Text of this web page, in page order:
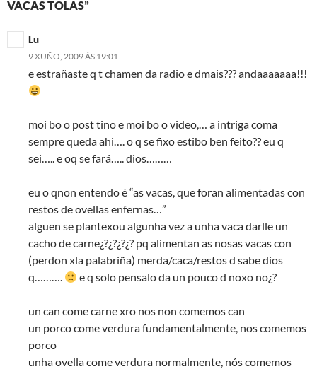
VACAS TOLAS”
Lu
9 XUÑO, 2009 ÁS 19:01
e estrañaste q t chamen da radio e dmais??? andaaaaaaa!!!
moi bo o post tino e moi bo o video,… a intriga coma
sempre queda ahi…. o q se fixo estibo ben feito?? eu q
sei….. e oq se fará….. dios………
eu o qnon entendo é “as vacas, que foran alimentadas con
restos de ovellas enfernas…”
alguen se plantexou algunha vez a unha vaca darlle un
cacho de carne¿?¿?¿?¿? pq alimentan as nosas vacas con
(perdon xla palabriña) merda/caca/restos d sabe dios
q……….
e q solo pensalo da un pouco d noxo no¿?
un can come carne xro nos non comemos can
un porco come verdura fundamentalmente, nos comemos
porco
unha ovella come verdura normalmente, nós comemos